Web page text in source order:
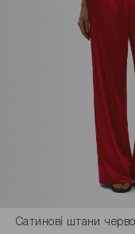
Сатинові штани